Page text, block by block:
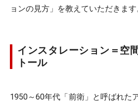
ョンの見方」を教えていただきます
インスタレーション＝空
トール
1950～60年代「前衛」と呼ばれた